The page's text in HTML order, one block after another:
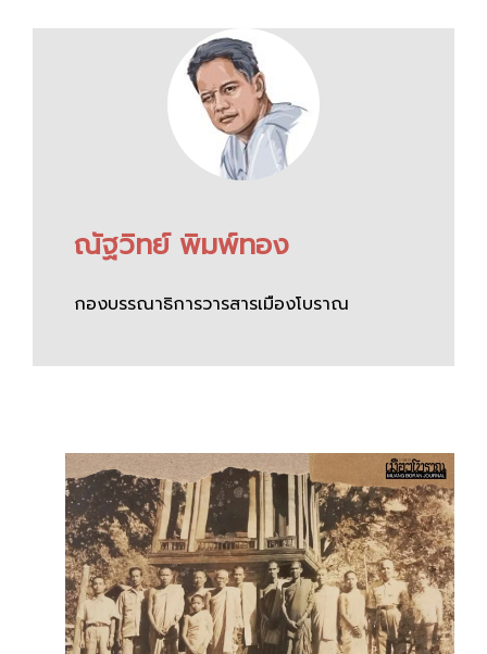
ณัฐวิทย์ พิมพ์ทอง
กองบรรณาธิการวารสารเมืองโบราณ